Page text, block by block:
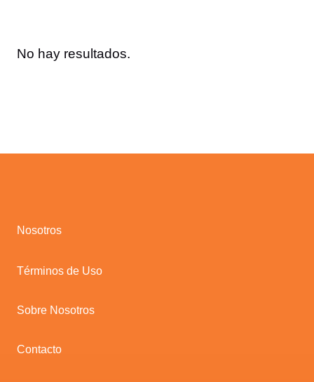
No hay resultados.
Nosotros
Términos de Uso
Sobre Nosotros
Contacto